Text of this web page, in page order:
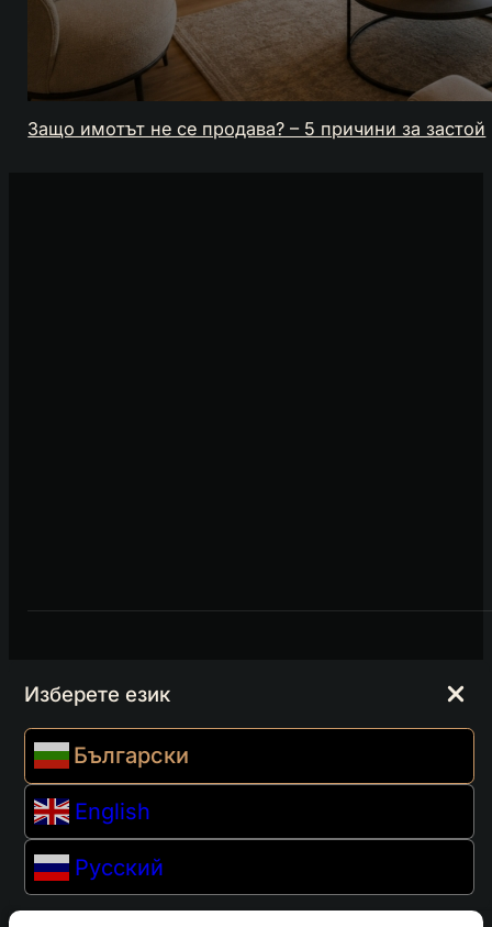
Защо имотът не се продава? – 5 причини за застой
Изберете език
Български
English
Русский